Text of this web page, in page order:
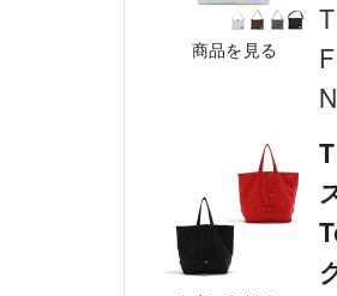
商品を見る